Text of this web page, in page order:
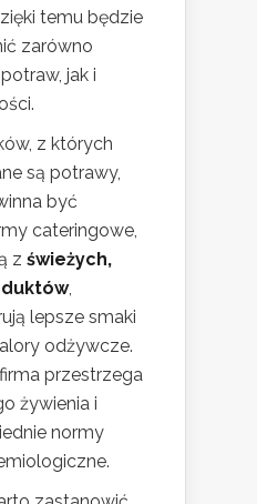
temu będzie
zarówno
jak i
z których
są potrawy,
być
cateringowe,
z świeżych,
,
lepsze smaki
odżywcze.
przestrzega
żywienia i
normy